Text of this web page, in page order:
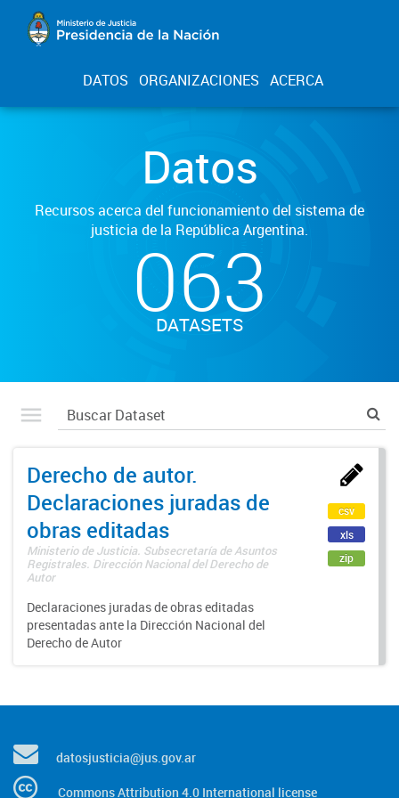
DATOS ORGANIZACIONES ACERCA
Datos
Recursos acerca del funcionamiento del sistema de
justicia de la República Argentina.
063
DATASETS
Derecho de autor.
Declaraciones juradas de
obras editadas
Ministerio de Justicia. Subsecretaría de Asuntos
Registrales. Dirección Nacional del Derecho de
Autor
Declaraciones juradas de obras editadas
presentadas ante la Dirección Nacional del
Derecho de Autor
csv
xls
zip
datosjusticia@jus.gov.ar
Commons Attribution 4.0 International license